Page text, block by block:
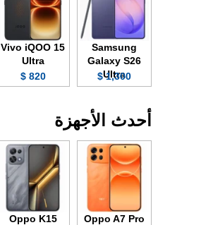
Samsung
Galaxy S26
Ultra
1,300 $
Vivo iQOO 15
Ultra
820 $
أحدث الأجهزة
Oppo A7 Pro
Oppo K15